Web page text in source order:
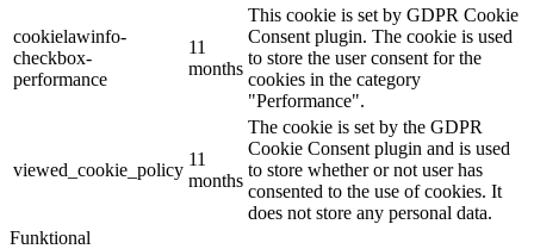
cookielawinfo-
checkbox-
performance
11
months
This cookie is set by GDPR Cookie
Consent plugin. The cookie is used
to store the user consent for the
cookies in the category
"Performance".
viewed_cookie_policy
11
months
The cookie is set by the GDPR
Cookie Consent plugin and is used
to store whether or not user has
consented to the use of cookies. It
does not store any personal data.
Funktional